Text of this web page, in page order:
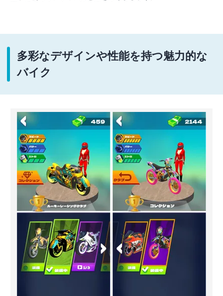
多彩なデザインや性能を持つ魅力的な
バイク